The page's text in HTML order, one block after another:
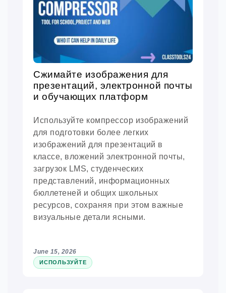
Сжимайте изображения для
презентаций, электронной почты
и обучающих платформ
Используйте компрессор изображений
для подготовки более легких
изображений для презентаций в
классе, вложений электронной почты,
загрузок LMS, студенческих
представлений, информационных
бюллетеней и общих школьных
ресурсов, сохраняя при этом важные
визуальные детали ясными.
June 15, 2026
ИСПОЛЬЗУЙТЕ